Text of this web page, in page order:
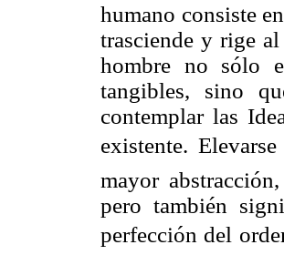
humano consiste
trasciende y rige
hombre no sólo
tangibles, sino
contemplar las
existente.
mayor
pero también
perfección del